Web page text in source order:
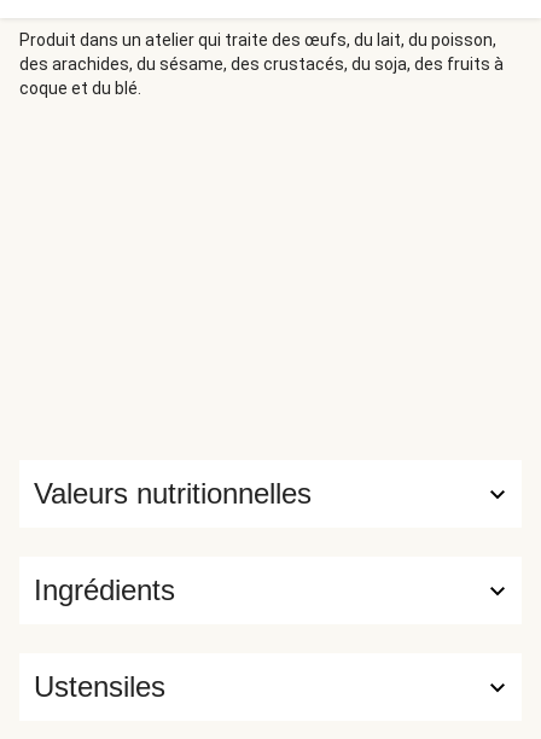
variations infinies sur ce plat. Voici une alternative
délicieuse et réconfortante pour ceux qui souhaitent
réduire leur consommation de viande tout en profitant des
saveurs classiques du chili.
Produit dans un atelier qui traite des œufs, du lait, du poisson,
des arachides, du sésame, des crustacés, du soja, des fruits à
coque et du blé.
Ingrédients
Valeurs nutritionnelles
Ustensiles